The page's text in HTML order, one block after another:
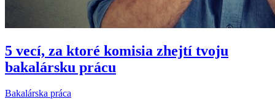
5 vecí, za ktoré komisia zhejtí tvoju
bakalársku prácu
Bakalárska práca